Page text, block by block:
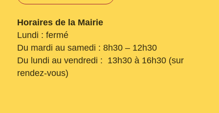
Horaires de la Mairie
Lundi : fermé
Du mardi au samedi : 8h30 – 12h30
Du lundi au vendredi : 13h30 à 16h30 (sur
rendez-vous)